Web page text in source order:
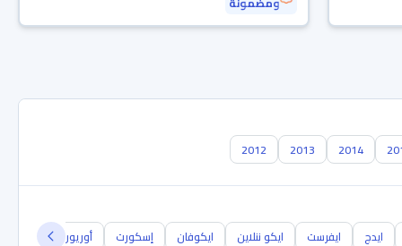
2014
2013
2012
ايدج ايفرست ايكو ننلاين ايكوفان إسكورت أوريون أيروستار